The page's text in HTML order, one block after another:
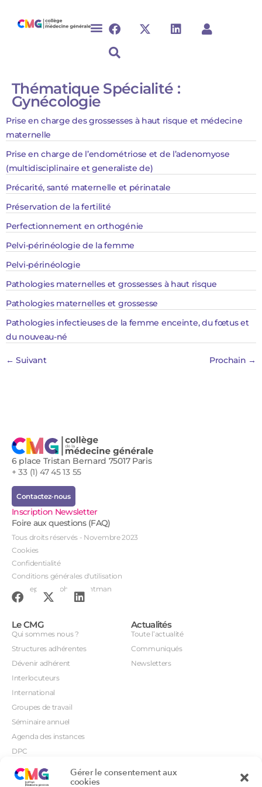
Gérer le consentement aux
cookies
Thématique Spécialité :
Gynécologie
Prise en charge des grossesses à haut risque et médecine
maternelle
Prise en charge de l’endométriose et de l’adenomyose
(multidisciplinaire et generaliste de)
Précarité, santé maternelle et périnatale
Préservation de la fertilité
Perfectionnement en orthogénie
Pelvi-périnéologie de la femme
Pelvi-périnéologie
Pathologies maternelles et grossesses à haut risque
Pathologies maternelles et grossesse
Pathologies infectieuses de la femme enceinte, du fœtus et
du nouveau-né
← Suivant Prochain →
6 place Tristan Bernard 75017 Paris
+ 33 (1) 47 45 13 55
Contactez-nous
Inscription Newsletter
Foire aux questions (FAQ)
Tous droits réservés - Novembre 2023
Cookies
Confidentialité
Conditions générales d'utilisation
Conception : John Brightman
Le CMG
Qui sommes nous ?
Structures adhérentes
Dévenir adhérent
Interlocuteurs
International
Groupes de travail
Séminaire annuel
Agenda des instances
DPC
Orientations prioritaires
Actualités
Toute l’actualité
Communiqués
Newsletters